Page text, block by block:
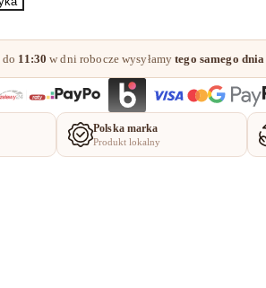
do 11:30 w dni robocze wysyłamytego samego dnia
Polska marka
Produkt lokalny